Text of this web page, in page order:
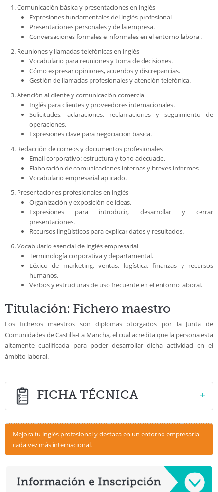
Comunicación básica y presentaciones en inglés
Expresiones fundamentales del inglés profesional.
Presentaciones personales y de la empresa.
Conversaciones formales e informales en el entorno laboral.
Reuniones y llamadas telefónicas en inglés
Vocabulario para reuniones y toma de decisiones.
Cómo expresar opiniones, acuerdos y discrepancias.
Gestión de llamadas profesionales y atención telefónica.
Atención al cliente y comunicación comercial
Inglés para clientes y proveedores internacionales.
Solicitudes, aclaraciones, reclamaciones y seguimiento de
operaciones.
Expresiones clave para negociación básica.
Redacción de correos y documentos profesionales
Email corporativo: estructura y tono adecuado.
Elaboración de comunicaciones internas y breves informes.
Vocabulario empresarial aplicado.
Presentaciones profesionales en inglés
Organización y exposición de ideas.
Expresiones para introducir, desarrollar y cerrar
presentaciones.
Recursos lingüísticos para explicar datos y resultados.
Vocabulario esencial de inglés empresarial
Terminología corporativa y departamental.
Léxico de marketing, ventas, logística, finanzas y recursos
humanos.
Verbos y estructuras de uso frecuente en el entorno laboral.
Titulación: Fichero maestro
Los ficheros maestros son diplomas otorgados por la Junta de
Comunidades de Castilla-La Mancha, el cual acredita que la persona esta
altamente cualificada para poder desarrollar dicha actividad en el
ámbito laboral.
FICHA TÉCNICA
FORMATIVA
Familia Profesional:HOSTELERÍA Y TURISMO
Área Profesional:IDIOMAS / LINGÜISTICAS
Código:CTRL0003
Mejora tu inglés profesional y destaca en un entorno empresarial
cada vez más internacional.